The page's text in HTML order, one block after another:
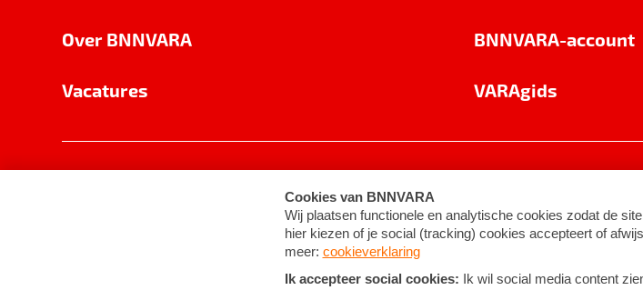
Over BNNVARA
Vacatures
BNNVARA-account
VARAgids
Cookie-instellingen Algemene voorwaarden ©2026BNNVARA